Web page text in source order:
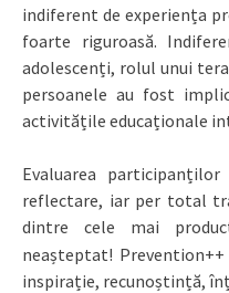
indiferent de experiența
foarte riguroasă.
adolescenți, rolul unui
persoanele au fost
activitățile educaționale
Evaluarea
reflectare, iar per total
dintre cele mai
neașteptat!
inspirație, recunoștință,